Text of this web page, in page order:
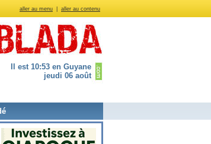
aller au menu aller au contenu
Il est 10:53 en Guyane
jeudi 06 août